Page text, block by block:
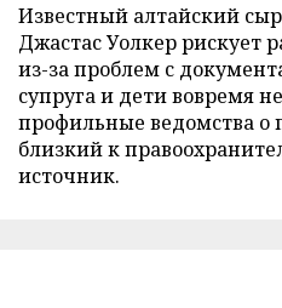
Известный алтайский
Джастас Уолкер рискует
из-за проблем с
супруга и дети вовремя
профильные ведомства о
близкий к
источник.